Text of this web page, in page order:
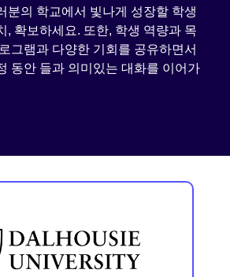
분의 학교에서 빛나게 성장할 학생
, 확보하세요. 또한, 학생 역량과 목
그램과 다양한 기회를 공유하면서
동안 들과 의미있는 대화를 이어가